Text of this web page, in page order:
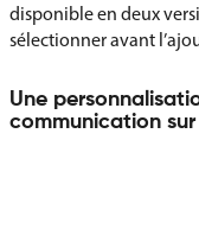
disponible en deux
sélectionner avant
Une
communication sur
afin de répondre à des